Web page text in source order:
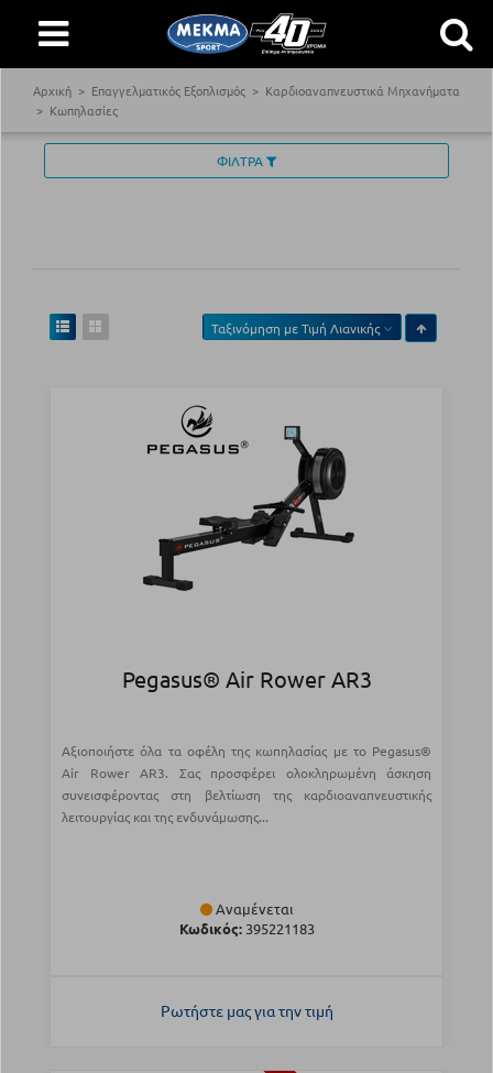
Αρχική Επαγγελματικός Εξοπλισμός
Καρδιοαναπνευστικά Μηχανήματα
Κωπηλασίες
ΦΙΛΤΡΑ
Ταξινόμηση μεΤιμή Λιανικής
Pegasus® Air Rower AR3
Αξιοποιήστε όλα τα οφέλη της κωπηλασίας με το Pegasus®
Air Rower AR3. Σας προσφέρει ολοκληρωμένη άσκηση
συνεισφέροντας στη βελτίωση της καρδιοαναπνευστικής
λειτουργίας και της ενδυνάμωσης...
Αναμένεται
Κωδικός:395221183
Ρωτήστε μας για την τιμή